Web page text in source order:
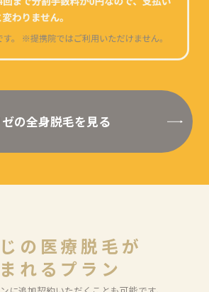
ゼの全身脱毛を見る
じ の 医療 脱 毛 が
ま れ る プ ラ ン